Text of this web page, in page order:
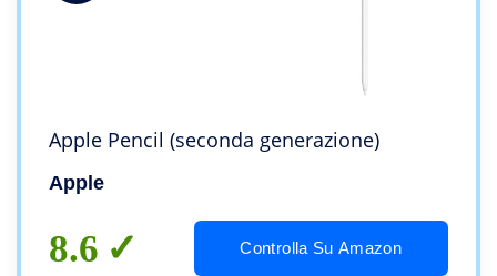
Apple Pencil (seconda generazione)
Apple
8.6 Controlla Su Amazon